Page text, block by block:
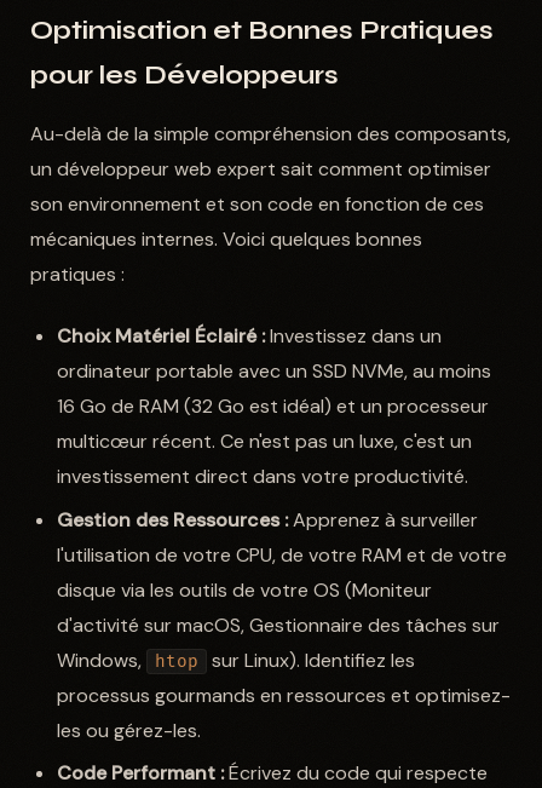
Optimisation et Bonnes Pratiques
pour les Développeurs
Au-delà de la simple compréhension des composants,
un développeur web expert sait comment optimiser
son environnement et son code en fonction de ces
mécaniques internes. Voici quelques bonnes
pratiques :
Choix Matériel Éclairé :Investissez dans un
ordinateur portable avec un SSD NVMe, au moins
16 Go de RAM (32 Go est idéal) et un processeur
multicœur récent. Ce n'est pas un luxe, c'est un
investissement direct dans votre productivité.
Gestion des Ressources :Apprenez à surveiller
l'utilisation de votre CPU, de votre RAM et de votre
disque via les outils de votre OS (Moniteur
d'activité sur macOS, Gestionnaire des tâches sur
Windows,
htop
sur Linux). Identifiez les
processus gourmands en ressources et optimisez-
les ou gérez-les.
Code Performant :Écrivez du code qui respecte